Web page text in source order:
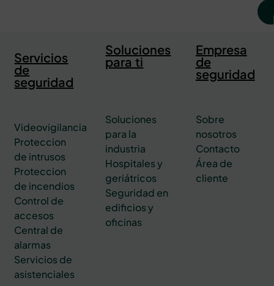
Servicios
de
seguridad
Videovigilancia
Proteccion
de intrusos
Proteccion
de incendios
Control de
accesos
Central de
alarmas
Servicios de
asistenciales
Soluciones
para ti
Soluciones
para la
industria
Hospitales y
geriátricos
Seguridad en
edificios y
oficinas
Empresa
de
seguridad
Sobre
nosotros
Contacto
Área de
cliente